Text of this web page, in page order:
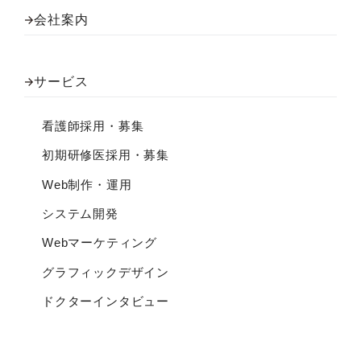
会社案内
サービス
看護師採用・募集
初期研修医採用・募集
Web制作・運用
システム開発
Webマーケティング
グラフィックデザイン
ドクターインタビュー